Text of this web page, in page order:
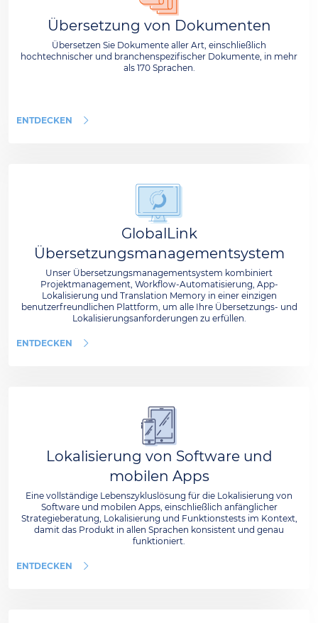
Übersetzung von Dokumenten
Übersetzen Sie Dokumente aller Art, einschließlich
hochtechnischer und branchenspezifischer Dokumente, in mehr
als 170 Sprachen.
ENTDECKEN
GlobalLink
Übersetzungsmanagementsystem
Unser Übersetzungsmanagementsystem kombiniert
Projektmanagement, Workflow-Automatisierung, App-
Lokalisierung und Translation Memory in einer einzigen
benutzerfreundlichen Plattform, um alle Ihre Übersetzungs- und
Lokalisierungsanforderungen zu erfüllen.
ENTDECKEN
Lokalisierung von Software und
mobilen Apps
Eine vollständige Lebenszykluslösung für die Lokalisierung von
Software und mobilen Apps, einschließlich anfänglicher
Strategieberatung, Lokalisierung und Funktionstests im Kontext,
damit das Produkt in allen Sprachen konsistent und genau
funktioniert.
ENTDECKEN